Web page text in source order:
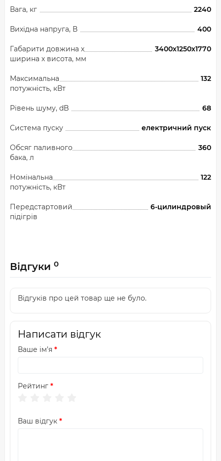
Вага, кг 2240
Вихідна напруга, В 400
Габарити довжина х
ширина х висота, мм
3400х1250х1770
Максимальна
потужність, кВт
132
Рівень шуму, dB 68
Система пуску електричний пуск
Обсяг паливного
бака, л
360
Номінальна
потужність, кВт
122
Передстартовий
підігрів
6-цилиндровый
Відгуки 0
Відгуків про цей товар ще не було.
Написати відгук
Ваше ім’я
Рейтинг
Ваш відгук